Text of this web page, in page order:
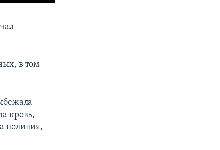
в том
кровь, -
полиция,